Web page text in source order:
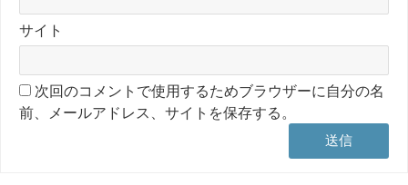
サイト
次回のコメントで使用するためブラウザーに自分の名
前、メールアドレス、サイトを保存する。